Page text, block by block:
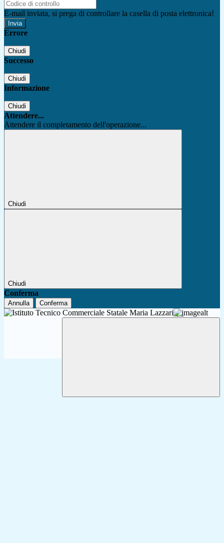
E-mail inviata, si prega di controllare la casella di posta elettronica!
Errore
Chiudi
Successo
Chiudi
Informazione
Chiudi
Attendere...
Attendere il completamento dell'operazione...
Chiudi
Chiudi
Conferma
Annulla Conferma